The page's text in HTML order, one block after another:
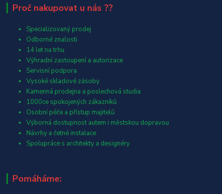
Proč nakupovat u nás ??
Specializovaný prodej
Odborné znalosti
14 let na trhu
Výhradní zastoupení a autorizace
Servisní podpora
Vysoké skladové zásoby
Kamenná prodejna a poslechová studia
1000ce spokojených zákazníků
Osobní péče a přístup majitelů
Výborná dostupnost autem i městskou dopravou
Návrhy a četné instalace
Spolupráce s architekty a designéry
Pomáháme: